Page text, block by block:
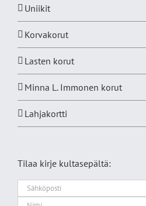
Uniikit
Korvakorut
Lasten korut
Minna L. Immonen korut
Lahjakortti
Tilaa kirje kultasepältä: